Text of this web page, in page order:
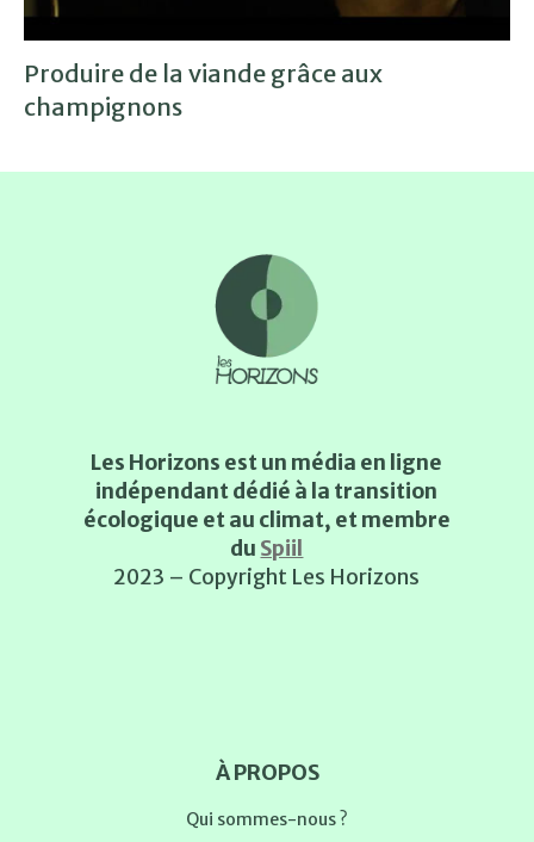
Produire de la viande grâce aux
champignons
Les Horizons est un média en ligne
indépendant dédié à la transition
écologique et au climat, et membre
du Spiil
2023 – Copyright Les Horizons
À PROPOS
Qui sommes-nous ?